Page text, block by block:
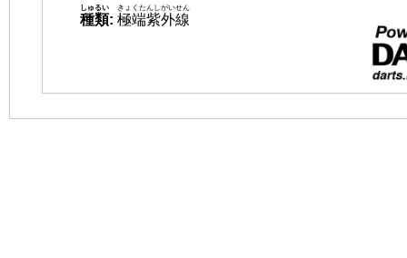
種類
しゅるい
: 極端紫外線
きょくたんしがいせん